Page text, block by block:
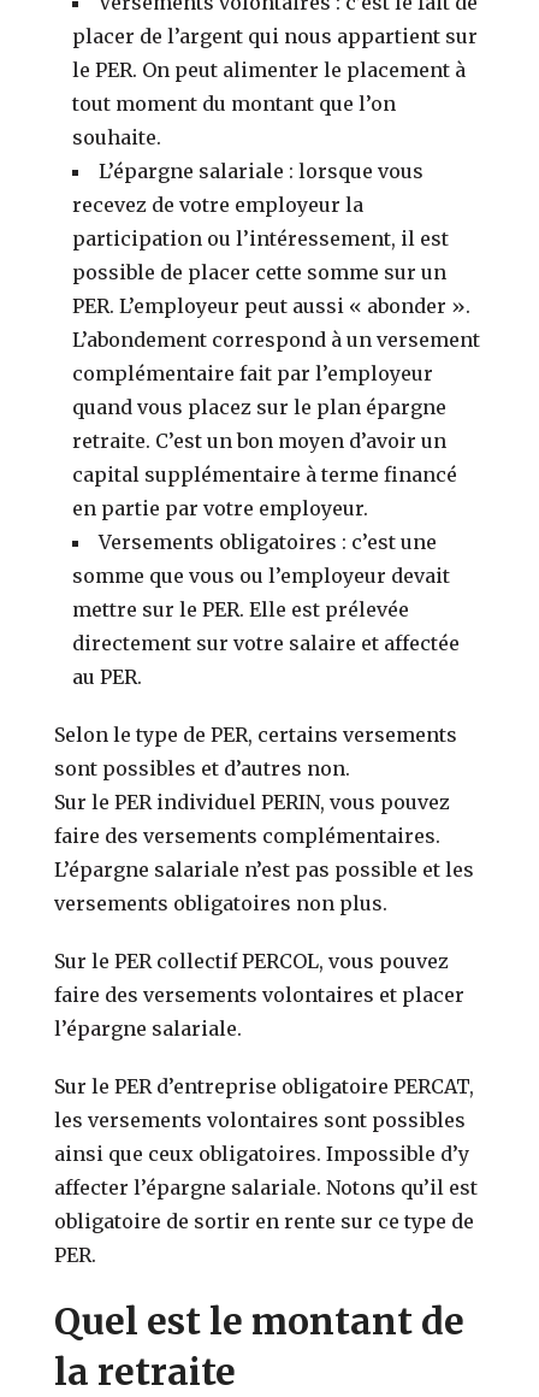
placer de l’argent qui nous appartient sur
le PER. On peut alimenter le placement à
tout moment du montant que l’on
souhaite.
L’épargne salariale : lorsque vous
recevez de votre employeur la
participation ou l’intéressement, il est
possible de placer cette somme sur un
PER. L’employeur peut aussi « abonder ».
L’abondement correspond à un versement
complémentaire fait par l’employeur
quand vous placez sur le plan épargne
retraite. C’est un bon moyen d’avoir un
capital supplémentaire à terme financé
en partie par votre employeur.
Versements obligatoires : c’est une
somme que vous ou l’employeur devait
mettre sur le PER. Elle est prélevée
directement sur votre salaire et affectée
au PER.
Selon le type de PER, certains versements
sont possibles et d’autres non.
Sur le PER individuel PERIN, vous pouvez
faire des versements complémentaires.
L’épargne salariale n’est pas possible et les
versements obligatoires non plus.
Sur le PER collectif PERCOL, vous pouvez
faire des versements volontaires et placer
l’épargne salariale.
Sur le PER d’entreprise obligatoire PERCAT,
les versements volontaires sont possibles
ainsi que ceux obligatoires. Impossible d’y
affecter l’épargne salariale. Notons qu’il est
obligatoire de sortir en rente sur ce type de
PER.
Quel est le montant de
la retraite